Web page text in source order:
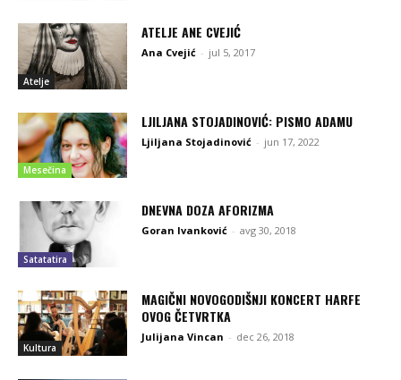
Atelje
ATELJE ANE CVEJIĆ
Ana Cvejić - jul 5, 2017
Mesečina
LJILJANA STOJADINOVIĆ: PISMO ADAMU
Ljiljana Stojadinović - jun 17, 2022
Satatatira
DNEVNA DOZA AFORIZMA
Goran Ivanković - avg 30, 2018
Kultura
MAGIČNI NOVOGODIŠNJI KONCERT HARFE
OVOG ČETVRTKA
Julijana Vincan - dec 26, 2018